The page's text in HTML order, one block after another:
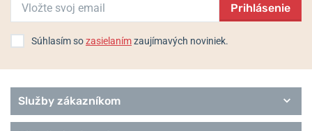
Prihlásenie
Súhlasím sozasielanímzaujímavých noviniek.
Služby zákazníkom